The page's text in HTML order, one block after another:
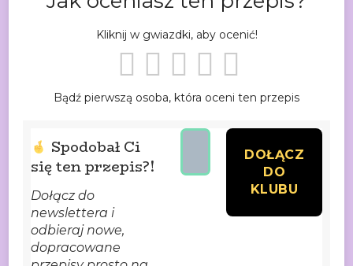
Kliknij w gwiazdki, aby ocenić!
Bądź pierwszą osoba, która oceni ten przepis
Spodobał Ci
się ten przepis?!
Dołącz do
newslettera i
odbieraj nowe,
dopracowane